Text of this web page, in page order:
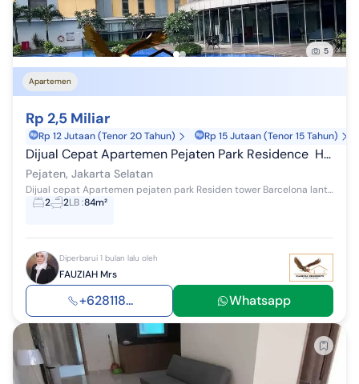
5
Apartemen
Rp 2,5 Miliar
Rp 12 Jutaan (Tenor 20 Tahun) Rp 15 Jutaan (Tenor 15 Tahun)
Dijual Cepat Apartemen Pejaten Park Residence  Harga Murah posisi Hook
Pejaten, Jakarta Selatan
Dijual cepat Apartemen pejaten park Residen tower Barcelona lantai 8, Kolam renang luas, lokasi strategis, security 24 jam, posisi hook, view city...
2
2LB:84m²
Diperbarui 1 bulan lalu oleh
FAUZIAH Mrs
+628118... Whatsapp